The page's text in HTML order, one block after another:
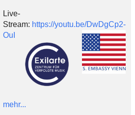
Live-
Stream: https://youtu.be/DwDgCp2-
OuI
mehr...